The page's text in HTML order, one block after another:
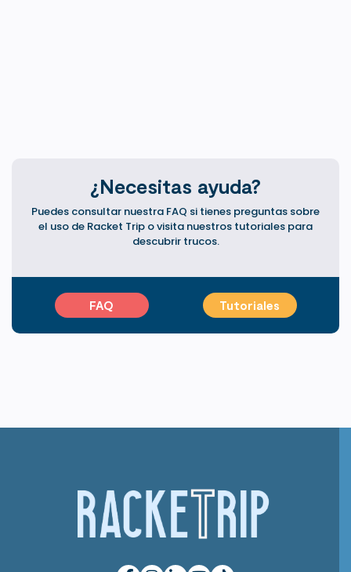
¿Necesitas ayuda?
Puedes consultar nuestra FAQ si tienes preguntas sobre
el uso de Racket Trip o visita nuestros tutoriales para
descubrir trucos.
FAQ Tutoriales